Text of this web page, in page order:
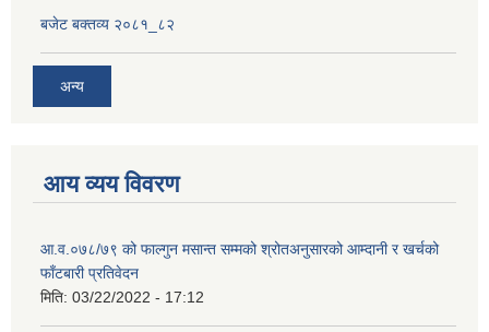
बजेट बक्तव्य २०८१_८२
अन्य
आय व्यय विवरण
आ.व.०७८/७९ को फाल्गुन मसान्त सम्मको श्रोतअनुसारको आम्दानी र खर्चको
फाँटबारी प्रतिवेदन
मिति: 03/22/2022 - 17:12